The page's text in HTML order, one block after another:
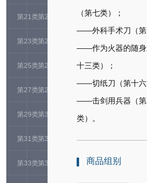
第21类第22类
第23类第24类
第25类第26类
第27类第28类
第29类第30类
第31类第32类
第33类第34类
（第七类）；
——外科手术刀（第
——作为火器的随身
十三类）；
——切纸刀（第十六
——击剑用兵器（第
类）。
商品组别